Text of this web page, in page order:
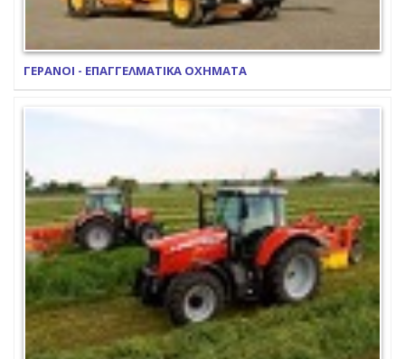
ΓΕΡΑΝΟΙ - ΕΠΑΓΓΕΛΜΑΤΙΚΑ ΟΧΗΜΑΤΑ